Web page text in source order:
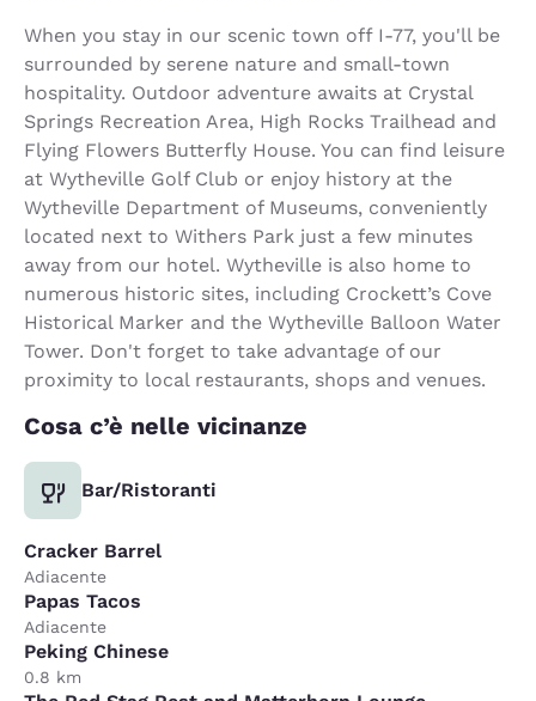
When you stay in our scenic town off I-77, you'll be
surrounded by serene nature and small-town
hospitality. Outdoor adventure awaits at Crystal
Springs Recreation Area, High Rocks Trailhead and
Flying Flowers Butterfly House. You can find leisure
at Wytheville Golf Club or enjoy history at the
Wytheville Department of Museums, conveniently
located next to Withers Park just a few minutes
away from our hotel. Wytheville is also home to
numerous historic sites, including Crockett’s Cove
Historical Marker and the Wytheville Balloon Water
Tower. Don't forget to take advantage of our
proximity to local restaurants, shops and venues.
Cosa c’è nelle vicinanze
Bar/Ristoranti
Cracker Barrel
Adiacente
Papas Tacos
Adiacente
Peking Chinese
0.8 km